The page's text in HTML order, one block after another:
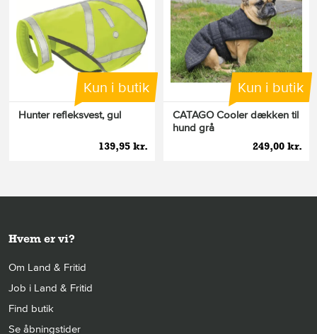
Kun i butik
Hunter refleksvest, gul
139,95 kr.
Kun i butik
CATAGO Cooler dækken til
hund grå
249,00 kr.
Hvem er vi?
Om Land & Fritid
Job i Land & Fritid
Find butik
Se åbningstider